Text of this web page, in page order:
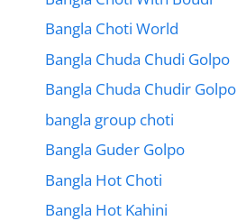
Bangla Choti World
Bangla Chuda Chudi Golpo
Bangla Chuda Chudir Golpo
bangla group choti
Bangla Guder Golpo
Bangla Hot Choti
Bangla Hot Kahini